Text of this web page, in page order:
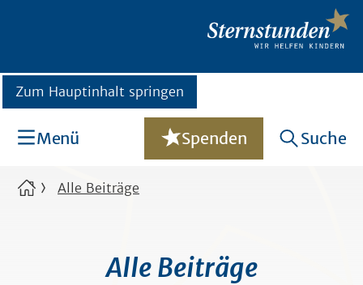
Zum Hauptinhalt springen
Menü Spenden Suche
Alle Beiträge
Alle Beiträge